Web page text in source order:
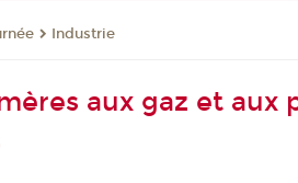
Industrie
aux gaz et aux